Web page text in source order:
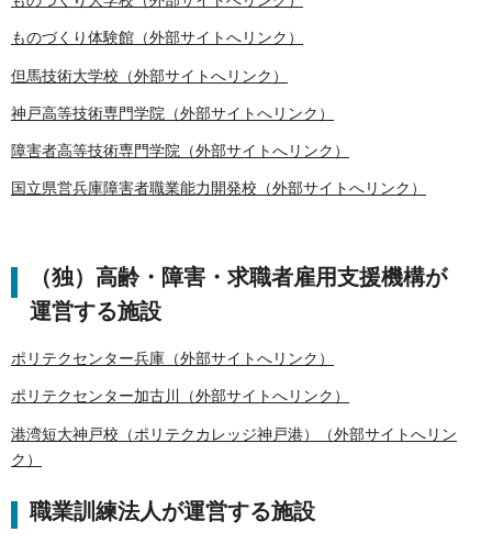
ものづくり体験館（外部サイトへリンク）
但馬技術大学校（外部サイトへリンク）
神戸高等技術専門学院（外部サイトへリンク）
障害者高等技術専門学院（外部サイトへリンク）
国立県営兵庫障害者職業能力開発校（外部サイトへリンク）
（独）高齢・障害・求職者雇用支援機構が
運営する施設
ポリテクセンター兵庫（外部サイトへリンク）
ポリテクセンター加古川（外部サイトへリンク）
港湾短大神戸校（ポリテクカレッジ神戸港）（外部サイトへリン
ク）
職業訓練法人が運営する施設